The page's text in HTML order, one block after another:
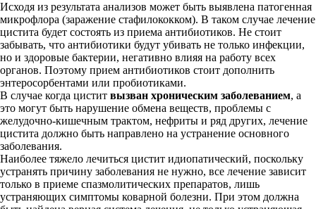
Исходя из результата анализов может быть выявлена патогенная
микрофлора (заражение стафилококком). В таком случае лечение
цистита будет состоять из приема антибиотиков. Не стоит
забывать, что антибиотики будут убивать не только инфекции,
но и здоровые бактерии, негативно влияя на работу всех
органов. Поэтому прием антибиотиков стоит дополнить
энтеросорбентами или пробиотиками.
В случае когда цистит вызван хроническим заболеванием, а
это могут быть нарушение обмена веществ, проблемы с
желудочно-кишечным трактом, нефриты и ряд других, лечение
цистита должно быть направлено на устранение основного
заболевания.
Наиболее тяжело лечиться цистит идиопатический, поскольку
устранять причину заболевания не нужно, все лечение зависит
только в приеме спазмолитических препаратов, лишь
устраняющих симптомы коварной болезни. При этом должна